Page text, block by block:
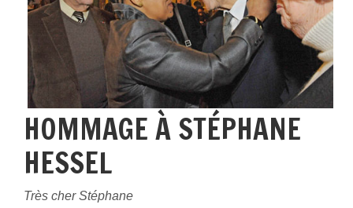
HOMMAGE À STÉPHANE
HESSEL
Très cher Stéphane